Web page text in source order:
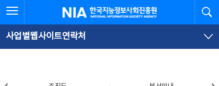
문
로
가
체
뉴
바
가
한국지능정보사회진흥원
사업별웹사이트연락처